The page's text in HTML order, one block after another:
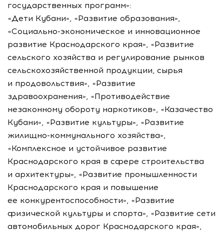
государственных программ»:
«Дети Кубани», «Развитие образования»,
«Социально-экономическое и инновационное
развитие Краснодарского края», «Развитие
сельского хозяйства и регулирование рынков
сельскохозяйственной продукции, сырья
и продовольствия», «Развитие
здравоохранения», «Противодействие
незаконному обороту наркотиков», «Казачество
Кубани», «Развитие культуры», «Развитие
жилищно-коммунального хозяйства»,
«Комплексное и устойчивое развитие
Краснодарского края в сфере строительства
и архитектуры», «Развитие промышленности
Краснодарского края и повышение
ее конкурентоспособности», «Развитие
физической культуры и спорта», «Развитие сети
автомобильных дорог Краснодарского края»,